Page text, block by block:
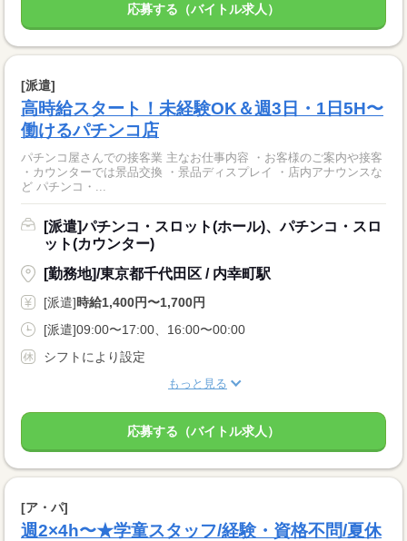
応募する（バイトル求人）
[派遣]
高時給スタート！未経験OK＆週3日・1日5H〜
働けるパチンコ店
パチンコ屋さんでの接客業 主なお仕事内容 ・お客様のご案内や接客
・カウンターでは景品交換 ・景品ディスプレイ ・店内アナウンスな
ど パチンコ・...
[派遣]パチンコ・スロット(ホール)、パチンコ・スロ
ット(カウンター)
[勤務地]/東京都千代田区 / 内幸町駅
[派遣]時給1,400円〜1,700円
[派遣]09:00〜17:00、16:00〜00:00
シフトにより設定
もっと見る
応募する（バイトル求人）
[ア・パ]
週2×4h〜★学童スタッフ/経験・資格不問/夏休